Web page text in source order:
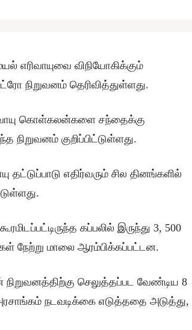
எரிவாயுவை விநியோகிக்கும்
நிறுவனம் தெரிவித்துள்ளது.
கொள்கலன்களை சந்தைக்கு
நிறுவனம் குறிப்பிட்டுள்ளது.
எதிர்வரும் சில தினங்களில்
கப்பலில் இருந்து 3, 500
நேற்று மாலை ஆரம்பிக்கப்பட்டன.
செலுத்தப்பட வேண்டிய 8
நடவடிக்கை எடுத்ததை அடுத்து,